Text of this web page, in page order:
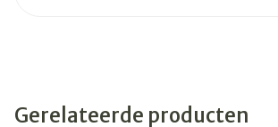
Gerelateerde producten